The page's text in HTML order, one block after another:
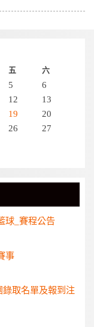
五 六
5
6
12
13
19
20
26
27
球_賽程公告
事
取名單及報到注